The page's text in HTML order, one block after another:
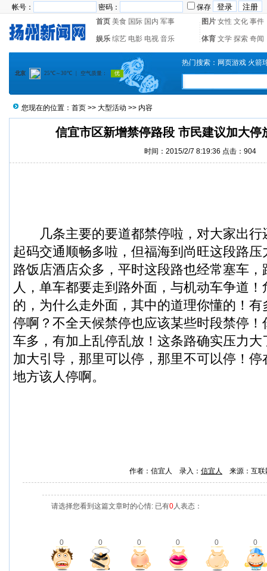
帐号： 密码：
保存
首页 美食 国际 国内 军事 图片 女性 文化 事件
娱乐 综艺 电影 电视 音乐 体育 文学 探索 奇闻
热门搜索： 网页游戏 火箭
您现在的位置： 首页 >> 大型活动 >> 内容
信宜市区新增禁停路段 市民建议加大停
时间：2015/2/7 8:19:36 点击： 904
几条主要的要道都禁停啦，对大家出行
起码交通顺畅多啦，但福海到尚旺这段路压
路饭店酒店众多，平时这段路也经常塞车
人，单车都要走到路外面，与机动车争道
的，为什么走外面，其中的道理你懂的！
停啊？不全天候禁停也应该某些时段禁停
车多，有加上乱停乱放！这条路确实压力
加大引导，那里可以停，那里不可以停！
地方该人停啊。
作者：信宜人 录入： 信宜人 来源：互
请选择您看到这篇文章时的心情: 已有0人表态：
0 0 0 0 0 0